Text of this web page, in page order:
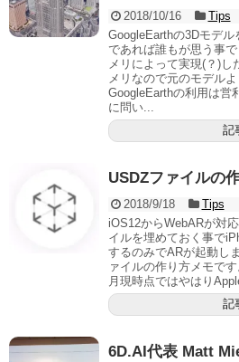
2018/10/16
Tips
GoogleEarthの3Dモデ
であれば誰もが思う事
メリによって実現(？)し
メリなので元のモデル
GoogleEarthの利用は営
に問い...
記
USDZファイルの
2018/9/18
Tips
iOS12からWebARが対
イルを埋めておく事で
するのみでARが起動し
ァイルの作り方メモで
月現時点ではやはり
記
6D.AI代表 Matt